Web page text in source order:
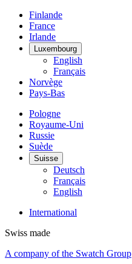
Finlande
France
Irlande
Luxembourg
English
Français
Norvège
Pays-Bas
Pologne
Royaume-Uni
Russie
Suède
Suisse
Deutsch
Français
English
International
Swiss made
A company of the Swatch Group